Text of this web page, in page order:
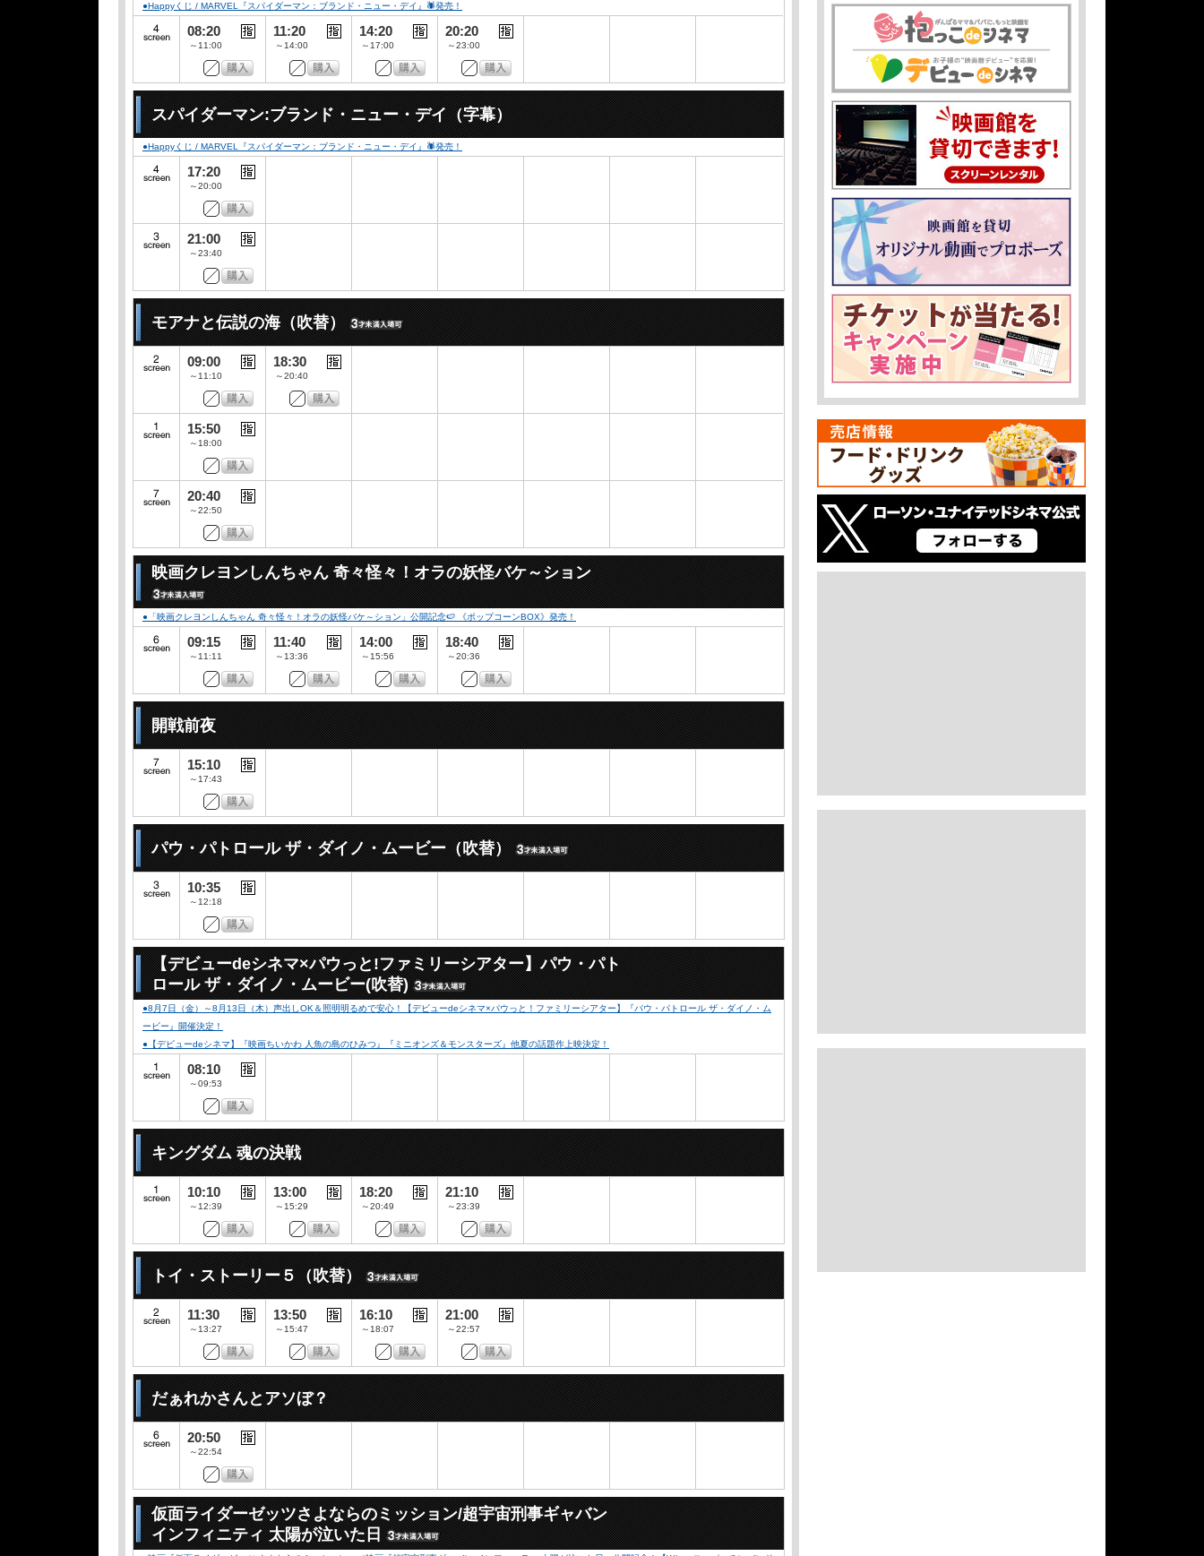
●Happyくじ / MARVEL『スパイダーマン：ブランド・ニュー・デイ』🕷発売！
08:20
～11:00
11:20
～14:00
14:20
～17:00
20:20
～23:00
スパイダーマン:ブランド・ニュー・デイ（字幕）
●Happyくじ / MARVEL『スパイダーマン：ブランド・ニュー・デイ』🕷発売！
17:20
～20:00
21:00
～23:40
モアナと伝説の海（吹替）
09:00
～11:10
18:30
～20:40
15:50
～18:00
20:40
～22:50
映画クレヨンしんちゃん 奇々怪々！オラの妖怪バケ～ション
●「映画クレヨンしんちゃん 奇々怪々！オラの妖怪バケ～ション」公開記念🍉 《ポップコーンBOX》発売！
09:15
～11:11
11:40
～13:36
14:00
～15:56
18:40
～20:36
開戦前夜
15:10
～17:43
パウ・パトロール ザ・ダイノ・ムービー（吹替）
10:35
～12:18
【デビューdeシネマ×パウっと!ファミリーシアター】パウ・パト
ロール ザ・ダイノ・ムービー(吹替)
●8月7日（金）～8月13日（木）声出しOK＆照明明るめで安心！【デビューdeシネマ×パウっと！ファミリーシアター】『パウ・パトロール ザ・ダイノ・ム
ービー』開催決定！
●【デビューdeシネマ】『映画ちいかわ 人魚の島のひみつ』『ミニオンズ＆モンスターズ』他夏の話題作上映決定！
08:10
～09:53
キングダム 魂の決戦
10:10
～12:39
13:00
～15:29
18:20
～20:49
21:10
～23:39
トイ・ストーリー５（吹替）
11:30
～13:27
13:50
～15:47
16:10
～18:07
21:00
～22:57
だぁれかさんとアソぼ？
20:50
～22:54
仮面ライダーゼッツさよならのミッション/超宇宙刑事ギャバン
インフィニティ 太陽が泣いた日